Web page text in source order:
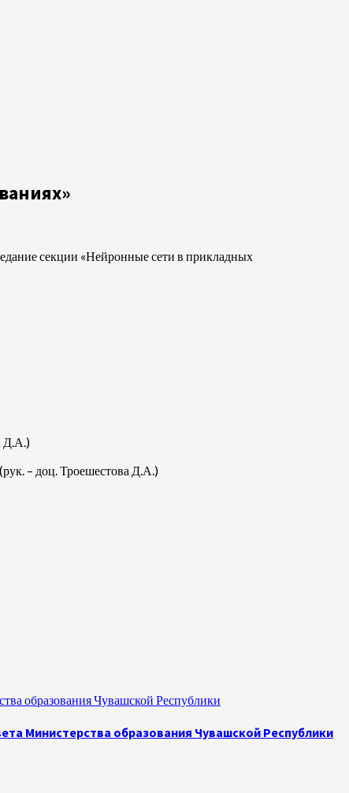
секции «Нейронные сети в прикладных
Д.А.)
– доц. Троешестова Д.А.)
образования Чувашской Республики
Министерства образования Чувашской Республики